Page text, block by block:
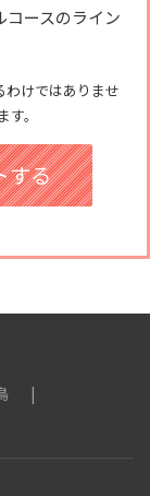
コースのライン
けではありませ
。
する